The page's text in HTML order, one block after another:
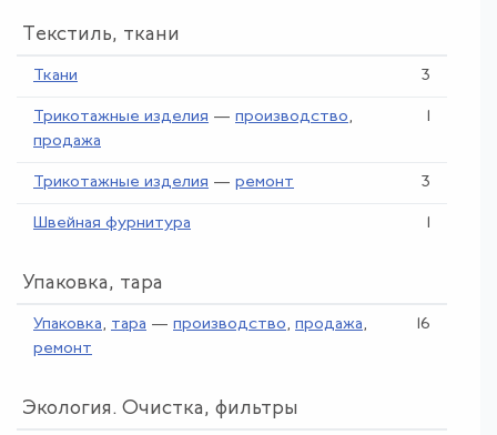
Текстиль, ткани
Ткани 3
Трикотажные изделия — производство,
продажа
1
Трикотажные изделия — ремонт 3
Швейная фурнитура 1
Упаковка, тара
Упаковка, тара — производство, продажа,
ремонт
16
Экология. Очистка, фильтры